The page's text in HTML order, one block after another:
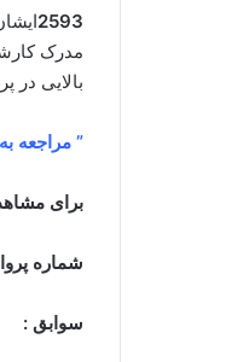
2593
مدرک
بالایی در
” مراجعه
برای
شماره
سوابق :